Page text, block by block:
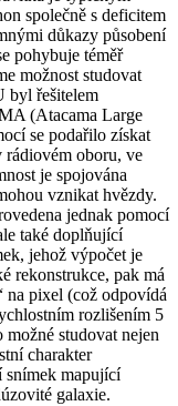
společně s deficitem
důkazy působení
pohybuje téměř
možnost studovat
byl řešitelem
(Atacama Large
se podařilo získat
oboru, ve
je spojována
vznikat hvězdy.
jednak pomocí
také doplňující
jehož výpočet je
rekonstrukce, pak má
na pixel (což odpovídá
rozlišením 5
studovat nejen
charakter
snímek mapující
galaxie.